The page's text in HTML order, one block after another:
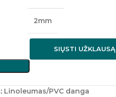
2mm
SIŲSTI UŽKLAUSĄ
Linoleumas/PVC danga